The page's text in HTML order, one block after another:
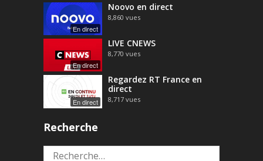
En direct
Noovo en direct
8,860 vues
En direct
LIVE CNEWS
8,770 vues
En direct
Regardez RT France en
direct
8,717 vues
Recherche
Rechercher :